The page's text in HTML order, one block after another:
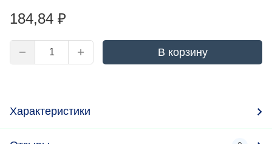
184,84 ₽
В корзину
Характеристики